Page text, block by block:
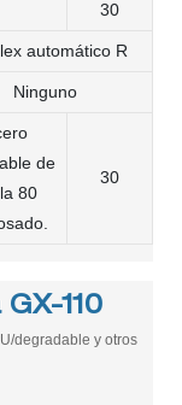
30
automático R
Ninguno
de
80
30
110
degradable y otros